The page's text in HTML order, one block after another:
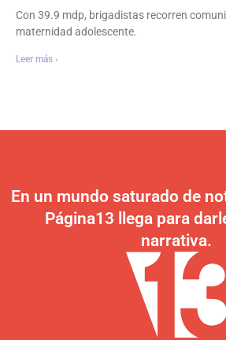
Con 39.9 mdp, brigadistas recorren
maternidad adolescente.
Leer más ›
En un mundo saturado de
Página13 llega para
narrativa.